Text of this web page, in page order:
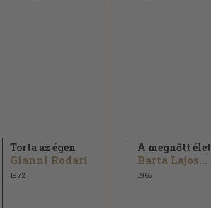
Torta az égen
Gianni Rodari
1972
A megnőtt élet
Barta Lajos...
1965